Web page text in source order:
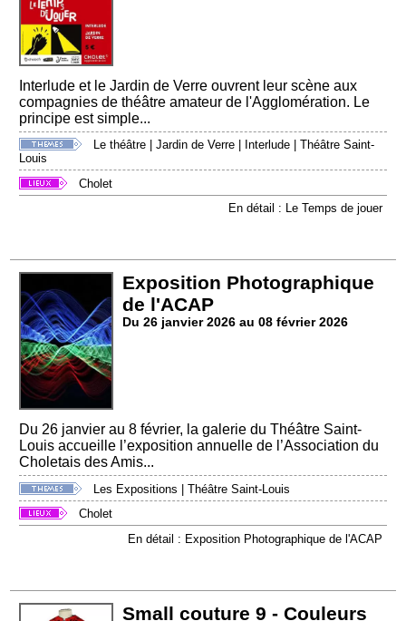
Interlude et le Jardin de Verre ouvrent leur scène aux
compagnies de théâtre amateur de l'Agglomération. Le
principe est simple...
Le théâtre |Jardin de Verre Interlude |Théâtre Saint-
Louis
Cholet
En détail : Le Temps de jouer
Exposition Photographique
de l'ACAP
Du 26 janvier 2026 au 08 février 2026
Du 26 janvier au 8 février, la galerie du Théâtre Saint-
Louis accueille l’exposition annuelle de l’Association du
Choletais des Amis...
Les Expositions |Théâtre Saint-Louis
Cholet
En détail : Exposition Photographique de l'ACAP
Small couture 9 - Couleurs